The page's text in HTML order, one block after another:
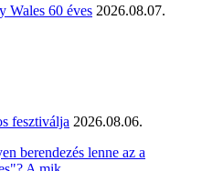
Wales 60 éves 2026.08.07.
fesztiválja 2026.08.06.
berendezés lenne az a